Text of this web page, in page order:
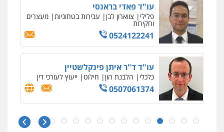
עו"ד פאדי בראנסי
פלילי צווארון לבן עבירות בטחוניות מעצרים
וחקירות
0524122241
עו"ד ד"ר איתן פינקלשטיין
כלכלי הלבנת הון חילוט ייעוץ לעורכי דין
0507061374
עו"ד אמיר כהן
איומים כתובים
תושב סכנין חשוד ששלח הודעות מאיימות לעורך דין